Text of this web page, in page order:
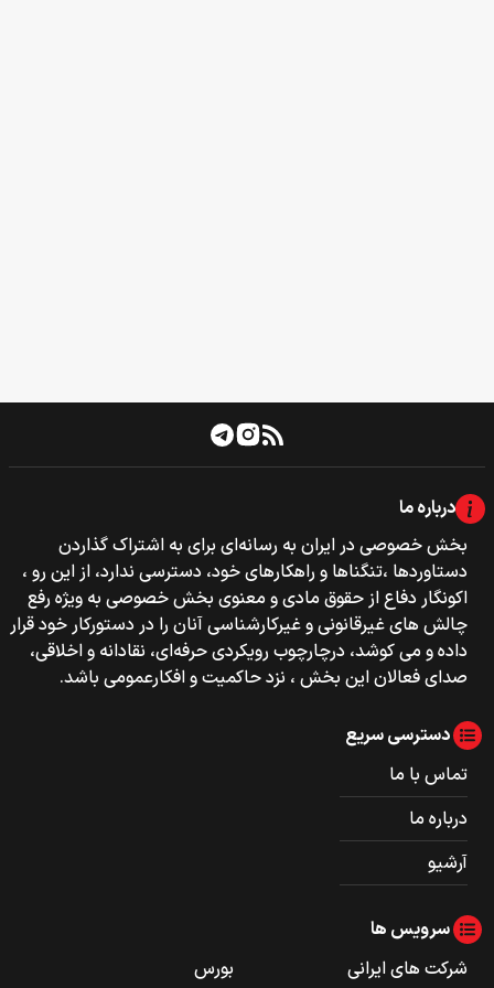
درباره ما
بخش خصوصی‌‌ در ایران به رسانه‌ای برای به اشتراک گذاردن
دستاوردها ،تنگناها و راهکارهای خود، دسترسی ندارد، از این رو ،
اکونگار دفاع از حقوق مادی و معنوی بخش خصوصی به ویژه رفع
چالش های غیرقانونی و غیرکارشناسی آنان را در دستورکار خود قرار
داده و می کوشد، درچارچوب رویکردی حرفه‌ای، نقادانه و اخلاقی،
صدای فعالان این بخش ، نزد حاکمیت و افکارعمومی باشد.
دسترسی سریع
تماس با ما
درباره ما
آرشیو
سرویس ها
شرکت های ایرانی
بورس